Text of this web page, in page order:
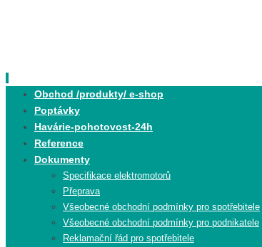
content
Obchod /produkty/ e-shop
Poptávky
Havárie-pohotovost-24h
Reference
Dokumenty
Specifikace elektromotorů
Přeprava
Všeobecné obchodní podmínky pro spotřebitele
Všeobecné obchodní podmínky pro podnikatele
Reklamační řád pro spotřebitele